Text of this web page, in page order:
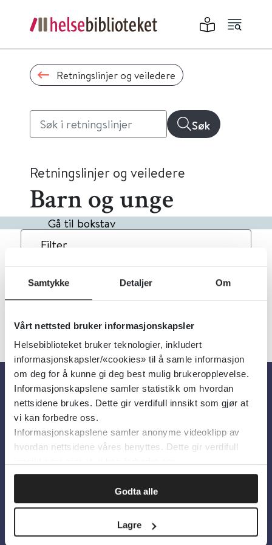
Samtykke Detaljer Om
Vårt nettsted bruker informasjonskapsler
Helsebiblioteket bruker teknologier, inkludert
informasjonskapsler/«cookies» til å samle informasjon
om deg for å kunne gi deg best mulig brukeropplevelse.
Informasjonskapslene samler statistikk om hvordan
nettsidene brukes. Dette gir verdifull innsikt som gjør at
vi kan forbedre oss.
Informasjonskapslene samler anonyme videoklipp av
hvordan nettsidene våres benyttes. Dette gir verdifull
Godta alle
Lagre
Retningslinjer og veiledere
Søk
Retningslinjer og veiledere
Barn og unge
Gå til bokstav
Filter
2Treff Dato Alfabetisk
Om oss
Om Helsebiblioteket
Personvern og informasjonskapsler
Tilgjengelighetserklæring
Information in English
Bilder fra Colourbox.com